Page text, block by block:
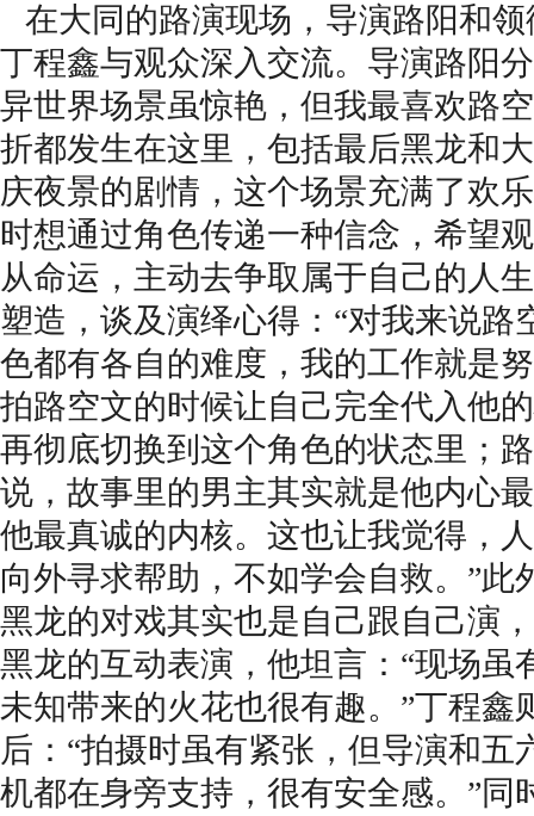
在大同的路演现场， 导演路阳和领
丁程鑫与观众深入交流。 导演路阳
异世界场景虽惊艳，但我最喜欢路
折都发生在这里 ，包括最后黑龙和
庆夜景的剧情，这个场景充满了欢
时想通过角色传递一种信念， 希望
从命运， 主动去争取属于自己的人
塑造， 谈及演绎心得 ：“对我来说路
色都有各自的难度，我的工作就是
拍路空文的时候让自己完全代入他
再彻底切换到这个角色的状态里 ；
说，故事里的男主其实就是他内心
他最真诚的内核。这也让我觉得，
向外寻求帮助，不如学会自救。 ”此
黑龙的对戏其实也是自己跟自己演，
黑龙的互动表演，他坦言 ：“现场虽
未知带来的火花也很有趣。”丁程鑫
后：“拍摄时虽有紧张，但导演和五
机都在身旁支持，很有安全感。”同